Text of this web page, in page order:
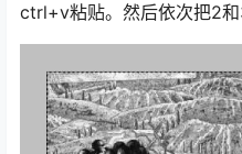
ctrl+v粘贴。然后依次把2